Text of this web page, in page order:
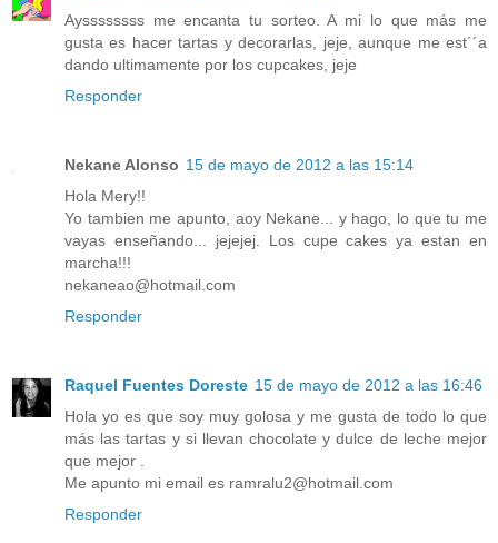
Ayssssssss me encanta tu sorteo. A mi lo que más me
gusta es hacer tartas y decorarlas, jeje, aunque me est´´a
dando ultimamente por los cupcakes, jeje
Responder
Nekane Alonso 15 de mayo de 2012 a las 15:14
Hola Mery!!
Yo tambien me apunto, aoy Nekane... y hago, lo que tu me
vayas enseñando... jejejej. Los cupe cakes ya estan en
marcha!!!
nekaneao@hotmail.com
Responder
Raquel Fuentes Doreste 15 de mayo de 2012 a las 16:46
Hola yo es que soy muy golosa y me gusta de todo lo que
más las tartas y si llevan chocolate y dulce de leche mejor
que mejor .
Me apunto mi email es ramralu2@hotmail.com
Responder